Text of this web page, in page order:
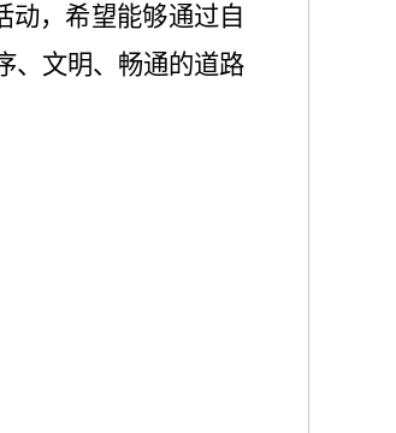
动，希望能够通过自
、文明、畅通的道路